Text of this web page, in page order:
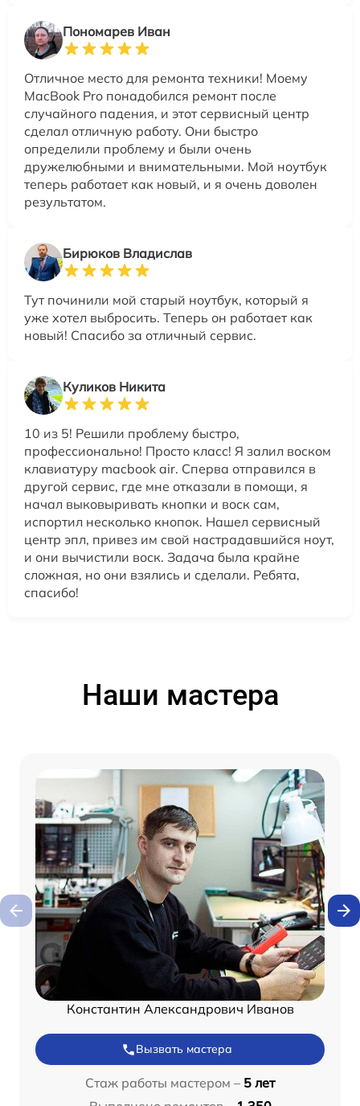
Пономарев Иван
Отличное место для ремонта техники! Моему
MacBook Pro понадобился ремонт после
случайного падения, и этот сервисный центр
сделал отличную работу. Они быстро
определили проблему и были очень
дружелюбными и внимательными. Мой ноутбук
теперь работает как новый, и я очень доволен
результатом.
Бирюков Владислав
Тут починили мой старый ноутбук, который я
уже хотел выбросить. Теперь он работает как
новый! Спасибо за отличный сервис.
Куликов Никита
10 из 5! Решили проблему быстро,
профессионально! Просто класс! Я залил воском
клавиатуру macbook air. Сперва отправился в
другой сервис, где мне отказали в помощи, я
начал выковыривать кнопки и воск сам,
испортил несколько кнопок. Нашел сервисный
центр эпл, привез им свой настрадавшийся ноут,
и они вычистили воск. Задача была крайне
сложная, но они взялись и сделали. Ребята,
спасибо!
Наши мастера
Константин Александрович Иванов
Вызвать мастера
Стаж работы мастером – 5 лет